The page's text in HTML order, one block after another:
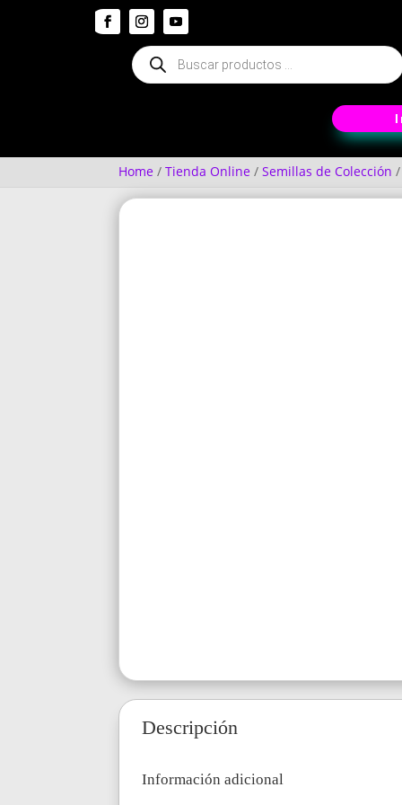
Búsqueda
de
productos
Home / Tienda Online / Semillas de Colección /
Descripción
Información adicional